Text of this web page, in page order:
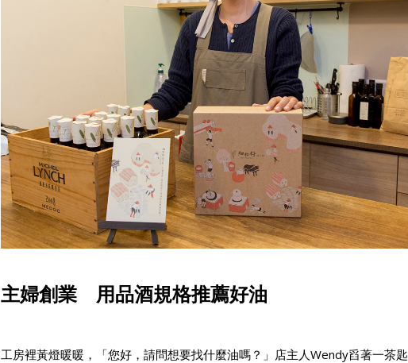
主婦創業 用品酒規格推薦好油
工房裡黃燈暖暖，「您好，請問想要找什麼油嗎？」店主人Wendy舀著一茶匙